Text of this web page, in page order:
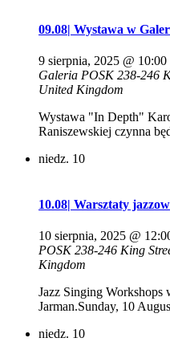
09.08| Wystawa w
9 sierpnia, 2025 @ 10:00
Galeria POSK238-246
United Kingdom
Wystawa "In Depth"
Raniszewskiej czynna
niedz. 10
10.08| Warsztaty
10 sierpnia, 2025 @
POSK238-246 King
Kingdom
Jazz Singing Workshops
Jarman.Sunday, 10
niedz. 10